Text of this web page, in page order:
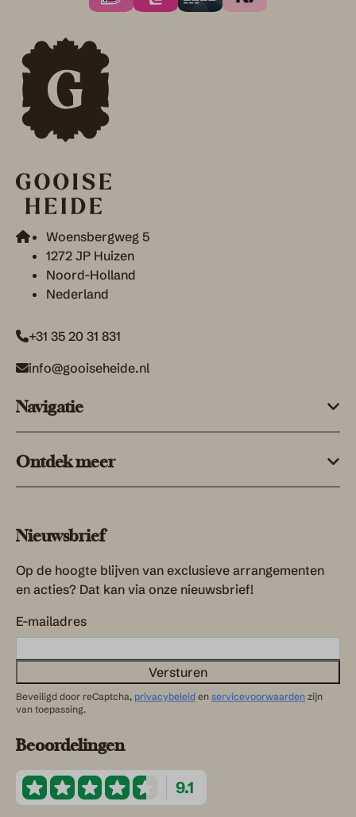
Woensbergweg 5
1272 JP Huizen
Noord-Holland
Nederland
+31 35 20 31 831
info@gooiseheide.nl
Navigatie
Ontdek meer
Nieuwsbrief
Op de hoogte blijven van exclusieve arrangementen
en acties? Dat kan via onze nieuwsbrief!
E-mailadres
Versturen
Beveiligd door reCaptcha, privacybeleid en servicevoorwaarden zijn
van toepassing.
Beoordelingen
9.1